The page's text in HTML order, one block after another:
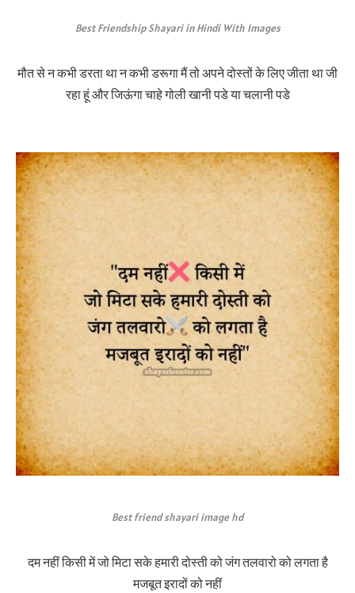
Best Friendship Shayari in Hindi With Images
मौत से न कभी डरता था न कभी डरूगा मैं तो अपने दोस्तों के लिए जीता था जी
रहा हूं और जिऊंगा चाहे गोली खानी पडे या चलानी पडे
Best friend shayari image hd
दम नहीं किसी में जो मिटा सके हमारी दोस्ती को जंग तलवारो को लगता है
मजबूत इरादों को नहीं